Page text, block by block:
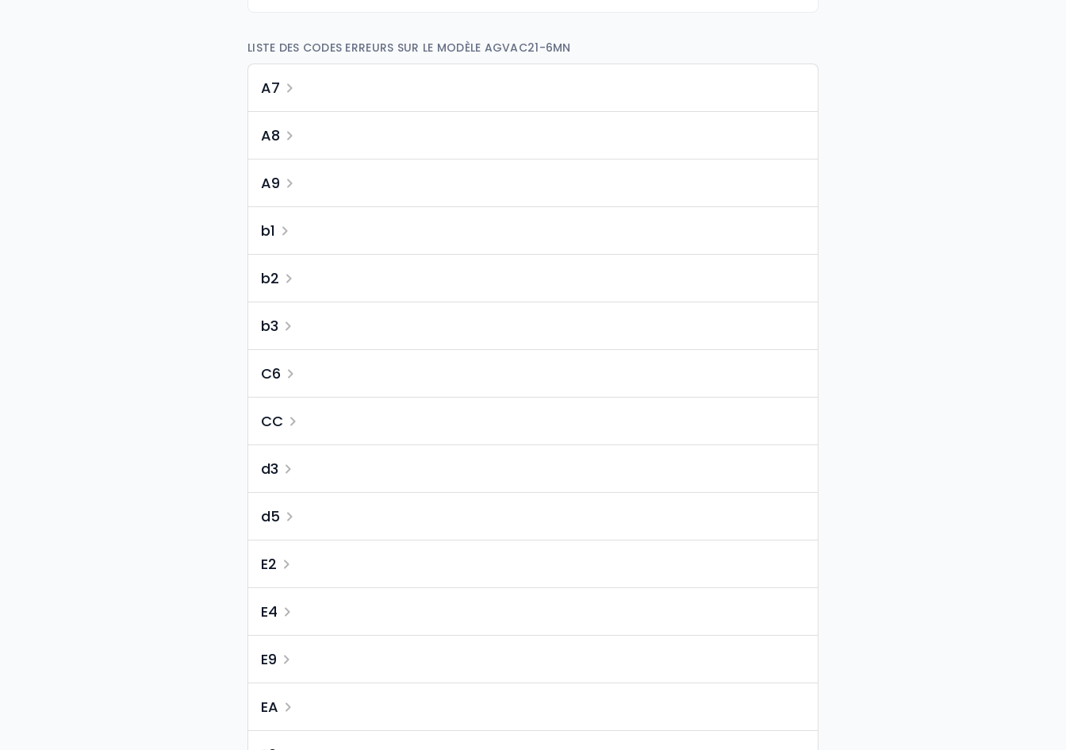
LISTE DES CODES ERREURS SUR LE MODÈLE AGVAC21-6MN
A7
A8
A9
b1
b2
b3
C6
CC
d3
d5
E2
E4
E9
EA